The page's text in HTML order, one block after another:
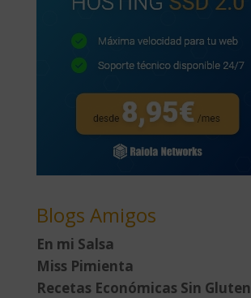
Blogs Amigos
En mi Salsa
Miss Pimienta
Recetas Económicas Sin Gluten